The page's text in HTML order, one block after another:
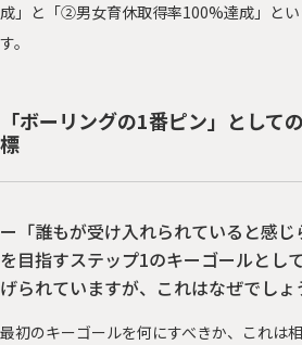
成」と「②男女育休取得率100%達成」と
す。
「ボーリングの1番ピン」として
標
ー「誰もが受け入れられていると感じ
を目指すステップ1のキーゴールとし
げられていますが、これはなぜでしょ
最初のキーゴールを何にすべきか、これは